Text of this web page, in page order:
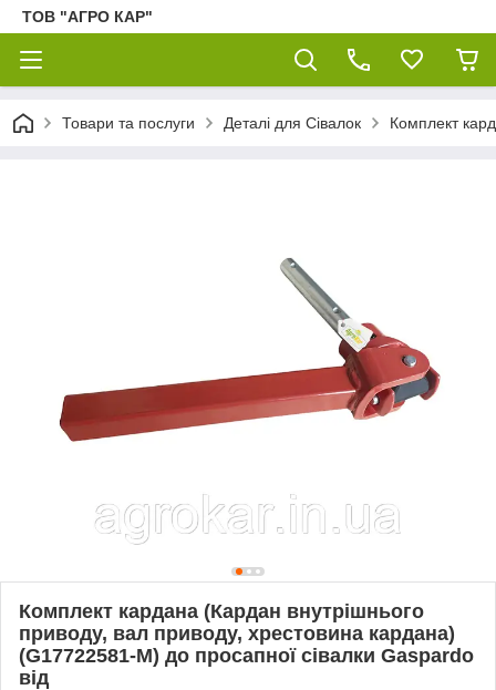
ТОВ "АГРО КАР"
Товари та послуги Деталі для Сівалок Комплект
Комплект кардана (Кардан внутрішнього
приводу, вал приводу, хрестовина кардана)
(G17722581-M) до просапної сівалки Gaspardo
від